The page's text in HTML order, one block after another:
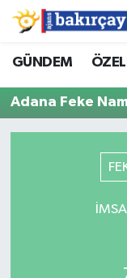
GÜNDEM
Adana Feke
İzmir
İzmir Hava
İzmir Trafik
Süper Lig
Tüm